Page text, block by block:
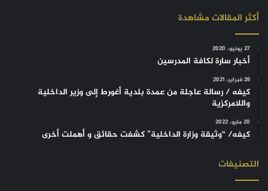
أكثر المقالات مشاهدة
27 يونيو، 2020
أخبار سارة لكافة المدرسين
26 فبراير، 2021
كيفه / رسالة عاجلة من عمدة بلدية أغورط إلى وزير الداخلية
واللامركزية
20 مايو، 2022
كيفه/ “وثيقة وزارة الداخلية” كشفت حقائق و أهملت أخرى
التصنيفات